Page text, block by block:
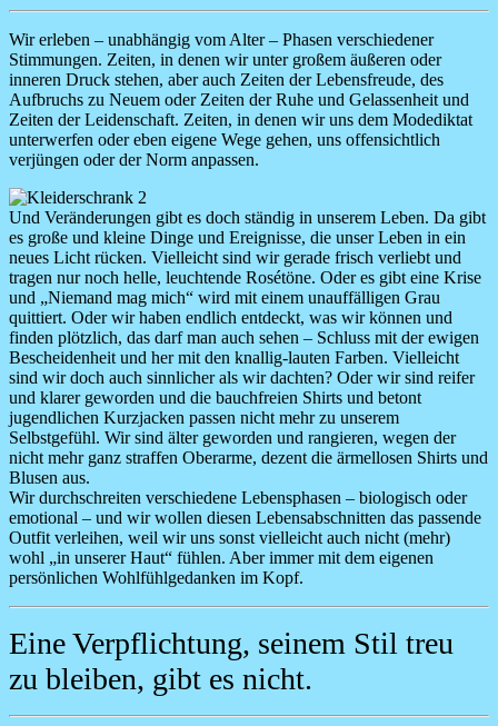
Wir erleben – unabhängig vom Alter – Phasen verschiedener
Stimmungen. Zeiten, in denen wir unter großem äußeren oder
inneren Druck stehen, aber auch Zeiten der Lebensfreude, des
Aufbruchs zu Neuem oder Zeiten der Ruhe und Gelassenheit und
Zeiten der Leidenschaft. Zeiten, in denen wir uns dem Modediktat
unterwerfen oder eben eigene Wege gehen, uns offensichtlich
verjüngen oder der Norm anpassen.
Image
Und Veränderungen gibt es doch ständig in unserem Leben. Da gibt
es große und kleine Dinge und Ereignisse, die unser Leben in ein
neues Licht rücken. Vielleicht sind wir gerade frisch verliebt und
tragen nur noch helle, leuchtende Rosétöne. Oder es gibt eine Krise
und „Niemand mag mich“ wird mit einem unauffälligen Grau
quittiert. Oder wir haben endlich entdeckt, was wir können und
finden plötzlich, das darf man auch sehen – Schluss mit der ewigen
Bescheidenheit und her mit den knallig-lauten Farben. Vielleicht
sind wir doch auch sinnlicher als wir dachten? Oder wir sind reifer
und klarer geworden und die bauchfreien Shirts und betont
jugendlichen Kurzjacken passen nicht mehr zu unserem
Selbstgefühl. Wir sind älter geworden und rangieren, wegen der
nicht mehr ganz straffen Oberarme, dezent die ärmellosen Shirts und
Blusen aus.
Wir durchschreiten verschiedene Lebensphasen – biologisch oder
emotional – und wir wollen diesen Lebensabschnitten das passende
Outfit verleihen, weil wir uns sonst vielleicht auch nicht (mehr)
wohl „in unserer Haut“ fühlen. Aber immer mit dem eigenen
persönlichen Wohlfühlgedanken im Kopf.
Eine Verpflichtung, seinem Stil treu
zu bleiben, gibt es nicht.